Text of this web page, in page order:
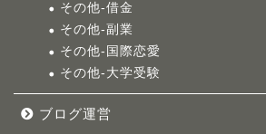
その他-借金
その他-副業
その他-国際恋愛
その他-大学受験
ブログ運営